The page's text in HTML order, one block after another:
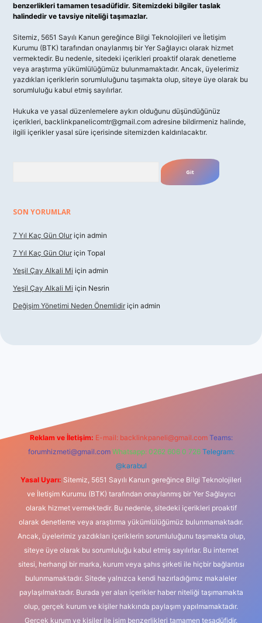
benzerlikleri tamamen tesadüfidir. Sitemizdeki bilgiler taslak
halindedir ve tavsiye niteliği taşımazlar.
Sitemiz, 5651 Sayılı Kanun gereğince Bilgi Teknolojileri ve İletişim
Kurumu (BTK) tarafından onaylanmış bir Yer Sağlayıcı olarak hizmet
vermektedir. Bu nedenle, sitedeki içerikleri proaktif olarak denetleme
veya araştırma yükümlülüğümüz bulunmamaktadır. Ancak, üyelerimiz
yazdıkları içeriklerin sorumluluğunu taşımakta olup, siteye üye olarak bu
sorumluluğu kabul etmiş sayılırlar.
Hukuka ve yasal düzenlemelere aykırı olduğunu düşündüğünüz
içerikleri, backlinkpanelicomtr@gmail.com adresine bildirmeniz halinde,
ilgili içerikler yasal süre içerisinde sitemizden kaldırılacaktır.
SON YORUMLAR
7 Yıl Kaç Gün Olur için admin
7 Yıl Kaç Gün Olur için Topal
Yeşil Çay Alkali Mi için admin
Yeşil Çay Alkali Mi için Nesrin
Değişim Yönetimi Neden Önemlidir için admin
Reklam ve İletişim: E-mail: backlinkpaneli@gmail.com Teams:
forumhizmeti@gmail.com Whatsapp: 0262 606 0 726 Telegram:
@karabul
Yasal Uyarı: Sitemiz, 5651 Sayılı Kanun gereğince Bilgi Teknolojileri
ve İletişim Kurumu (BTK) tarafından onaylanmış bir Yer Sağlayıcı
olarak hizmet vermektedir. Bu nedenle, sitedeki içerikleri proaktif
olarak denetleme veya araştırma yükümlülüğümüz bulunmamaktadır.
Ancak, üyelerimiz yazdıkları içeriklerin sorumluluğunu taşımakta olup,
siteye üye olarak bu sorumluluğu kabul etmiş sayılırlar. Bu internet
sitesi, herhangi bir marka, kurum veya şahıs şirketi ile hiçbir bağlantısı
bulunmamaktadır. Sitede yalnızca kendi hazırladığımız makaleler
paylaşılmaktadır. Burada yer alan içerikler haber niteliği taşımamakta
olup, gerçek kurum ve kişiler hakkında paylaşım yapılmamaktadır.
Gerçek kurum ve kişiler ile isim benzerlikleri tamamen tesadüfidir.